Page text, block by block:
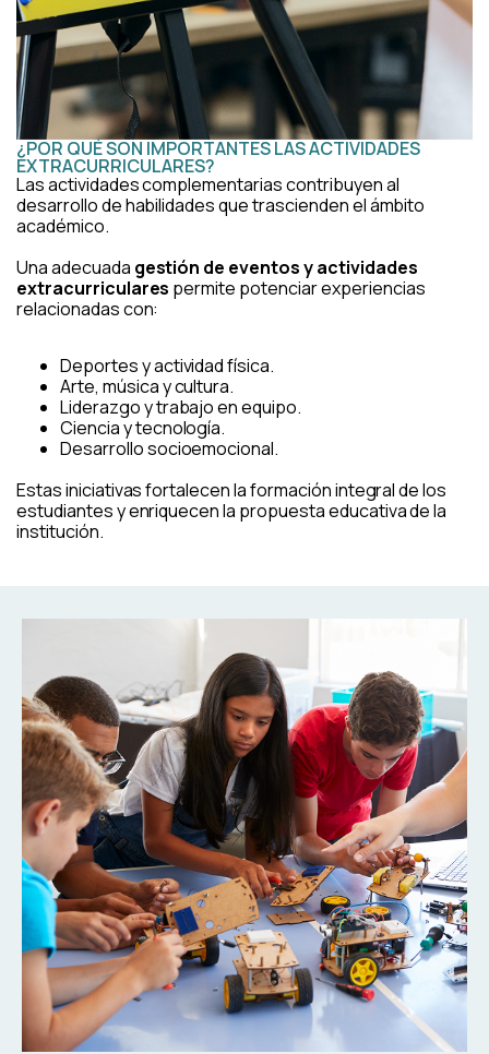
¿POR QUÉ SON IMPORTANTES LAS ACTIVIDADES
EXTRACURRICULARES?
Las actividades complementarias contribuyen al
desarrollo de habilidades que trascienden el ámbito
académico.
Una adecuada gestión de eventos y actividades
extracurriculares permite potenciar experiencias
relacionadas con:
Deportes y actividad física.
Arte, música y cultura.
Liderazgo y trabajo en equipo.
Ciencia y tecnología.
Desarrollo socioemocional.
Estas iniciativas fortalecen la formación integral de los
estudiantes y enriquecen la propuesta educativa de la
institución.